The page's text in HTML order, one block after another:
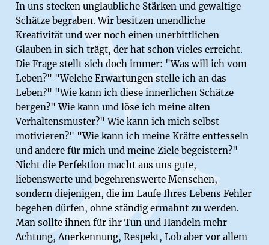
In uns stecken unglaubliche Stärken und gewaltige
Schätze begraben. Wir besitzen unendliche
Kreativität und wer noch einen unerbittlichen
Glauben in sich trägt, der hat schon vieles erreicht.
Die Frage stellt sich doch immer: "Was will ich vom
Leben?" "Welche Erwartungen stelle ich an das
Leben?" "Wie kann ich diese innerlichen Schätze
bergen?" Wie kann und löse ich meine alten
Verhaltensmuster?" Wie kann ich mich selbst
motivieren?" "Wie kann ich meine Kräfte entfesseln
und andere für mich und meine Ziele begeistern?"
Nicht die Perfektion macht aus uns gute,
liebenswerte und begehrenswerte Menschen,
sondern diejenigen, die im Laufe Ihres Lebens Fehler
begehen dürfen, ohne ständig ermahnt zu werden.
Man sollte ihnen für ihr Tun und Handeln mehr
Achtung, Anerkennung, Respekt, Lob aber vor allem